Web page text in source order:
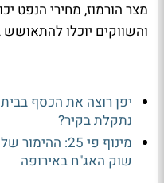
מצר הורמוז, מחירי הנפט
והשווקים יוכלו להתאושש
יפן רוצה את הכסף
נתקלת בקיר?
מינוף פי 25:
שוק האג"ח באירופה